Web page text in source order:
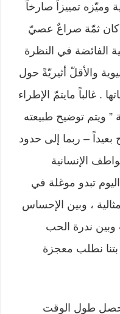
وميّزه تمييزاً صارخاً
كان ثمّة صراعٌ عصيّ
الفائضة في النظرة
والأقلّ أثيريّةً حول
. غالباً مايتمّ الإطراء
” ويتم توضيح طبيعته
– ربما إلى حدود
الإنسانية
تبدو موغلة في
، وبين الإحساس
وبين ندرة الحب
بتنا نطلب معجزة
طول الوقت